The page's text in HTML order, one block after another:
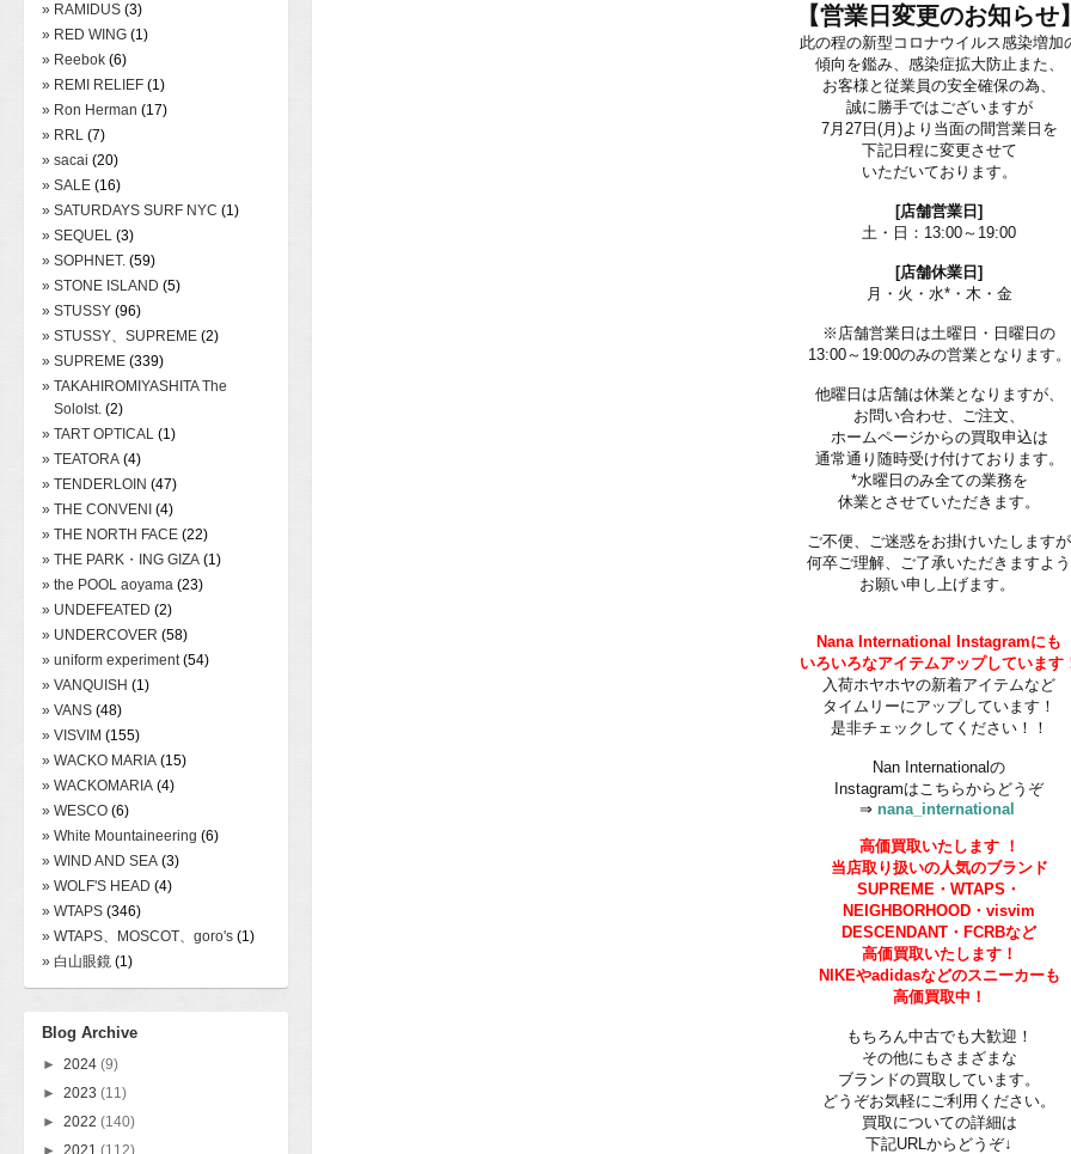
» RAMIDUS (3)
» RED WING (1)
» Reebok (6)
» REMI RELIEF (1)
» Ron Herman (17)
» RRL (7)
» sacai (20)
» SALE (16)
» SATURDAYS SURF NYC (1)
» SEQUEL (3)
» SOPHNET. (59)
» STONE ISLAND (5)
» STUSSY (96)
» STUSSY、SUPREME (2)
» SUPREME (339)
» TAKAHIROMIYASHITA The
SoloIst. (2)
» TART OPTICAL (1)
» TEATORA (4)
» TENDERLOIN (47)
» THE CONVENI (4)
» THE NORTH FACE (22)
» THE PARK・ING GIZA (1)
» the POOL aoyama (23)
» UNDEFEATED (2)
» UNDERCOVER (58)
» uniform experiment (54)
» VANQUISH (1)
» VANS (48)
» VISVIM (155)
» WACKO MARIA (15)
» WACKOMARIA (4)
» WESCO (6)
» White Mountaineering (6)
» WIND AND SEA (3)
» WOLF'S HEAD (4)
» WTAPS (346)
» WTAPS、MOSCOT、goro's (1)
» 白山眼鏡 (1)
Blog Archive
► 2024 (9)
► 2023 (11)
► 2022 (140)
► 2021 (112)
【営業日変更のお知らせ
此の程の新型コロナウイルス感染増加
傾向を鑑み、感染症拡大防止また、
お客様と従業員の安全確保の為、
誠に勝手ではございますが
7月27日(月)より当面の間営業日を
下記日程に変更させて
いただいております。
[店舗営業日]
土・日：13:00～19:00
[店舗休業日]
月・火・水*・木・金
※店舗営業日は土曜日・日曜日の
13:00～19:00のみの営業となります。
他曜日は店舗は休業となりますが、
お問い合わせ、ご注文、
ホームページからの買取申込は
通常通り随時受け付けております。
*水曜日のみ全ての業務を
休業とさせていただきます。
ご不便、ご迷惑をお掛けいたしますが
何卒ご理解、ご了承いただきますよう
お願い申し上げます。
Nana International Instagramにも
いろいろなアイテムアップしています
入荷ホヤホヤの新着アイテムなど
タイムリーにアップしています！
是非チェックしてください！！
Nan Internationalの
Instagramはこちらからどうぞ
⇒ nana_international
高価買取いたします！
当店取り扱いの人気のブランド
SUPREME・WTAPS・
NEIGHBORHOOD・visvim
DESCENDANT・FCRBなど
高価買取いたします！
NIKEやadidasなどのスニーカーも
高価買取中！
もちろん中古でも大歓迎！
その他にもさまざまな
ブランドの買取しています。
どうぞお気軽にご利用ください。
買取についての詳細は
下記URLからどうぞ↓